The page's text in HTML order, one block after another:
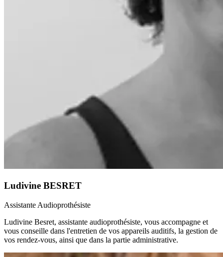
Ludivine BESRET
Assistante Audioprothésiste
Ludivine Besret, assistante audioprothésiste, vous accompagne et
vous conseille dans l'entretien de vos appareils auditifs, la gestion de
vos rendez-vous, ainsi que dans la partie administrative.